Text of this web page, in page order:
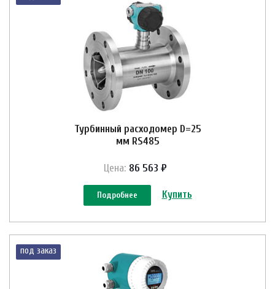
Турбинный расходомер D=25
мм RS485
Цена: 86 563 ₽
Подробнее Купить
под заказ